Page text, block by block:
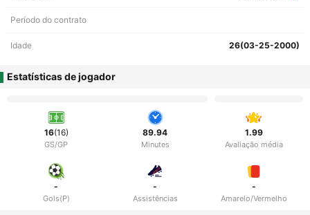
Período do contrato
Idade 26(03-25-2000)
Estatísticas de jogador
16(16)
GS/GP
89.94
Minutes
1.99
Avaliação média
-
Gols(P)
-
Assistências
-
Amarelo/Vermelho